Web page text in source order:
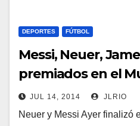
DEPORTES FÚTBOL
Messi, Neuer,
premiados en el
JUL 14, 2014 JLRIO
Neuer y Messi Ayer finalizó